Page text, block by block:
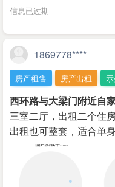
信息已过期
1869778****
房产租售 房产出租
西环路与大梁门附近自
三室二厅，出租二个住
出租也可整套，适合单身